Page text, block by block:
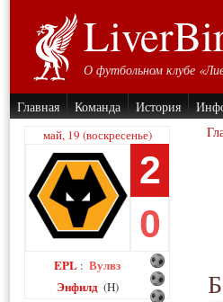
О футбольном клубе
Главная Команда История
май, 19 (воскресенье)
2
0
EPL : Вулвз
Энфилд (H)